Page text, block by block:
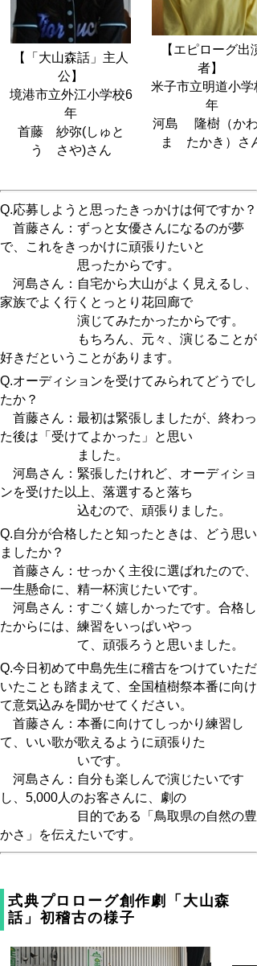
【「大山森話」主人
公】
境港市立外江小学校6
年
首藤 紗弥(しゅと
う さや)さん
【エピローグ出演
者】
米子市立明道小学
年
河島 隆樹（かわ
ま たかき）さん
Q.応募しようと思ったきっかけは何ですか？
首藤さん：ずっと女優さんになるのが夢
で、これをきっかけに頑張りたいと
思ったからです。
河島さん：自宅から大山がよく見えるし、
家族でよく行くとっとり花回廊で
演じてみたかったからです。
もちろん、元々、演じることが
好きだということがあります。
Q.オーディションを受けてみられてどうでし
たか？
首藤さん：最初は緊張しましたが、終わっ
た後は「受けてよかった」と思い
ました。
河島さん：緊張したけれど、オーディショ
ンを受けた以上、落選すると落ち
込むので、頑張りました。
Q.自分が合格したと知ったときは、どう思い
ましたか？
首藤さん：せっかく主役に選ばれたので、
一生懸命に、精一杯演じたいです。
河島さん：すごく嬉しかったです。合格し
たからには、練習をいっぱいやっ
て、頑張ろうと思いました。
Q.今日初めて中島先生に稽古をつけていただ
いたことも踏まえて、全国植樹祭本番に向け
て意気込みを聞かせてください。
首藤さん：本番に向けてしっかり練習し
て、いい歌が歌えるように頑張りた
いです。
河島さん：自分も楽しんで演じたいです
し、5,000人のお客さんに、劇の
目的である「鳥取県の自然の豊
かさ」を伝えたいです。
式典プロローグ創作劇「大山森
話」初稽古の様子